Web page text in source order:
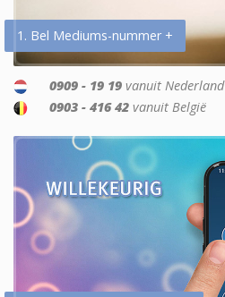
1. Bel Mediums-nummer +
0909 - 19 19 vanuit Nederland
0903 - 416 42 vanuit België